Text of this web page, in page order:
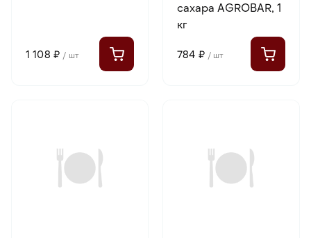
1 108 ₽ / шт
сахара AGROBAR, 1
кг
784 ₽ / шт